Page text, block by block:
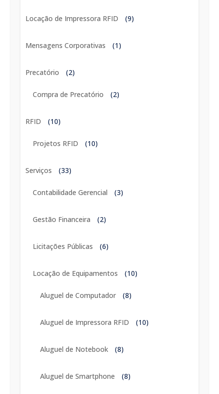
Locação de Impressora RFID (9)
Mensagens Corporativas (1)
Precatório (2)
Compra de Precatório (2)
RFID (10)
Projetos RFID (10)
Serviços (33)
Contabilidade Gerencial (3)
Gestão Financeira (2)
Licitações Públicas (6)
Locação de Equipamentos (10)
Aluguel de Computador (8)
Aluguel de Impressora RFID (10)
Aluguel de Notebook (8)
Aluguel de Smartphone (8)